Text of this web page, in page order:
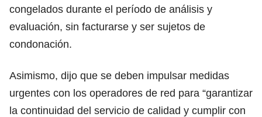
congelados durante el período de análisis y
evaluación, sin facturarse y ser sujetos de
condonación.
Asimismo, dijo que se deben impulsar medidas
urgentes con los operadores de red para “garantizar
la continuidad del servicio de calidad y cumplir con